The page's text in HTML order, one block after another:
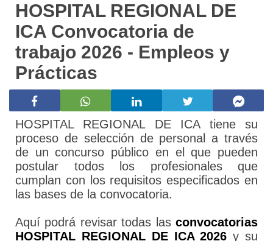
HOSPITAL REGIONAL DE
ICA Convocatoria de
trabajo 2026 - Empleos y
Prácticas
HOSPITAL REGIONAL DE ICA tiene su
proceso de selección de personal a través
de un concurso público en el que pueden
postular todos los profesionales que
cumplan con los requisitos especificados en
las bases de la convocatoria.
Aquí podrá revisar todas las convocatorias
HOSPITAL REGIONAL DE ICA 2026 y su